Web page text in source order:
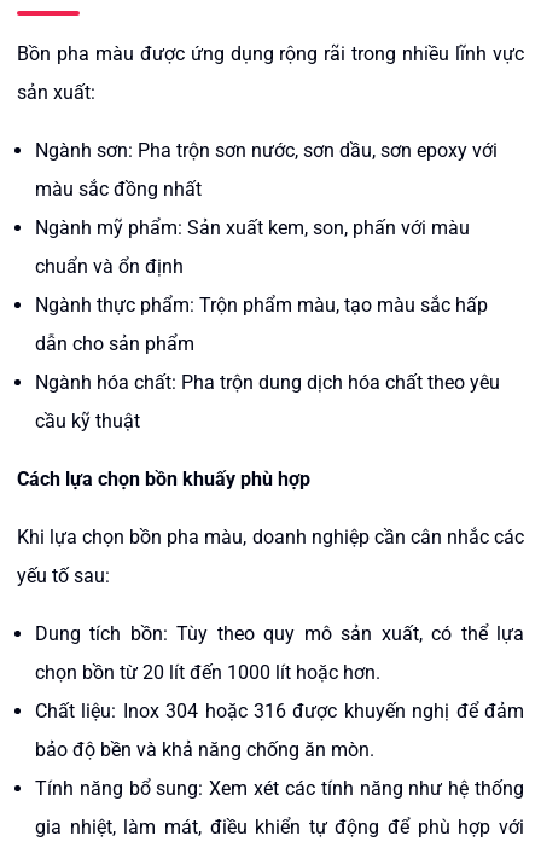
Bồn pha màu được ứng dụng rộng rãi trong nhiều lĩnh vực
sản xuất:
Ngành sơn: Pha trộn sơn nước, sơn dầu, sơn epoxy với
màu sắc đồng nhất
Ngành mỹ phẩm: Sản xuất kem, son, phấn với màu
chuẩn và ổn định
Ngành thực phẩm: Trộn phẩm màu, tạo màu sắc hấp
dẫn cho sản phẩm
Ngành hóa chất: Pha trộn dung dịch hóa chất theo yêu
cầu kỹ thuật
Cách lựa chọn bồn khuấy phù hợp
Khi lựa chọn bồn pha màu, doanh nghiệp cần cân nhắc các
yếu tố sau:​
Dung tích bồn: Tùy theo quy mô sản xuất, có thể lựa
chọn bồn từ 20 lít đến 1000 lít hoặc hơn.​
Chất liệu: Inox 304 hoặc 316 được khuyến nghị để đảm
bảo độ bền và khả năng chống ăn mòn.​
Tính năng bổ sung: Xem xét các tính năng như hệ thống
gia nhiệt, làm mát, điều khiển tự động để phù hợp với